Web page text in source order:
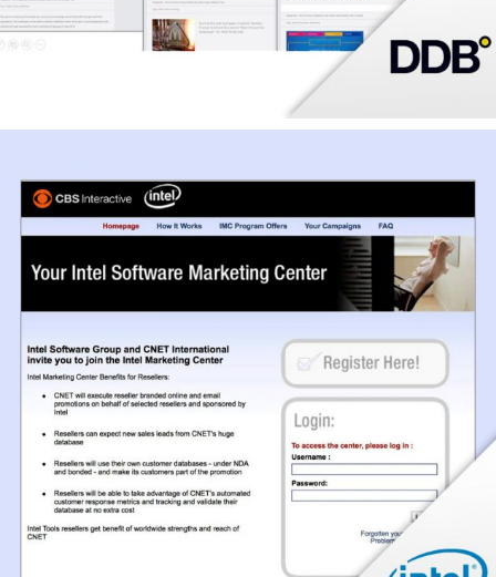
ANIMATION RÉSEAU DE VENTE CRM / DATA / KPI CROSS-MÉDIA